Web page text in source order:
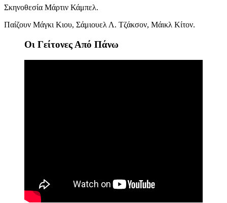
Σκηνοθεσία Μάρτιν Κάμπελ.
Παίζουν Μάγκι Κιου, Σάμιουελ Λ. Τζάκσον, Μάικλ Κίτον.
Οι Γείτονες Από Πάνω